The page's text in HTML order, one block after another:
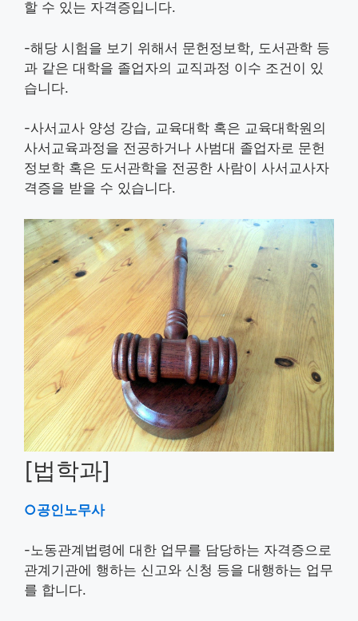
할 수 있는 자격증입니다.
-해당 시험을 보기 위해서 문헌정보학, 도서관학 등
과 같은 대학을 졸업자의 교직과정 이수 조건이 있
습니다.
-사서교사 양성 강습, 교육대학 혹은 교육대학원의
사서교육과정을 전공하거나 사범대 졸업자로 문헌
정보학 혹은 도서관학을 전공한 사람이 사서교사자
격증을 받을 수 있습니다.
[법학과]
○공인노무사
-노동관계법령에 대한 업무를 담당하는 자격증으로
관계기관에 행하는 신고와 신청 등을 대행하는 업무
를 합니다.